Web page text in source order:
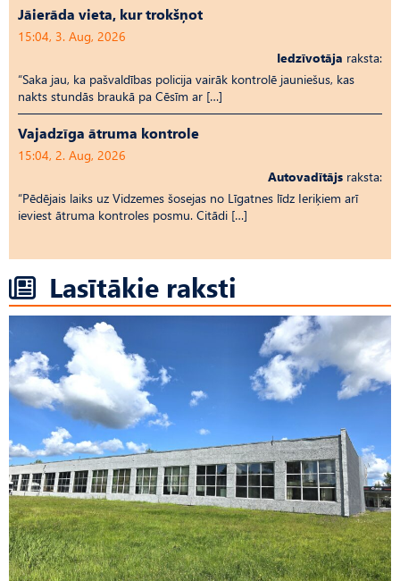
Jāierāda vieta, kur trokšņot
15:04, 3. Aug, 2026
Iedzīvotāja raksta:
“Saka jau, ka pašvaldības policija vairāk kontrolē jauniešus, kas
nakts stundās braukā pa Cēsīm ar […]
Vajadzīga ātruma kontrole
15:04, 2. Aug, 2026
Autovadītājs raksta:
“Pēdējais laiks uz Vid­ze­mes šosejas no Līgatnes līdz Ieriķiem arī
ieviest ātruma kontroles posmu. Citādi […]
Lasītākie raksti